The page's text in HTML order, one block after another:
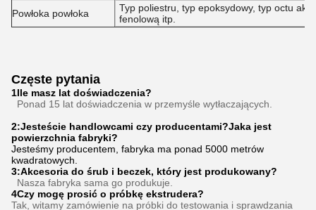
Powłoka powłoka
Typ poliestru, typ epoksydowy, typ octu
fenolową itp.